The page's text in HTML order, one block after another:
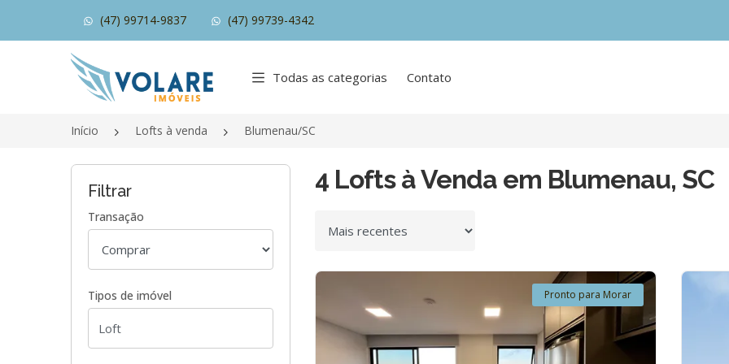
(47) 99714-9837 (47) 99739-4342
Página inicial
Todas as categorias Contato
Início Lofts à venda Blumenau/SC
Filtrar
Transação
Tipos de imóvel
4 Lofts à Venda em Blumenau, SC
Ordenar por
Pronto para Morar